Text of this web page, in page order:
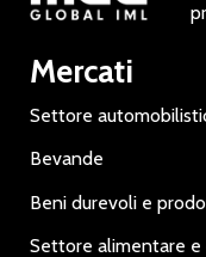
Mercati
Settore
Bevande
Beni durevoli e
Settore alimentare e